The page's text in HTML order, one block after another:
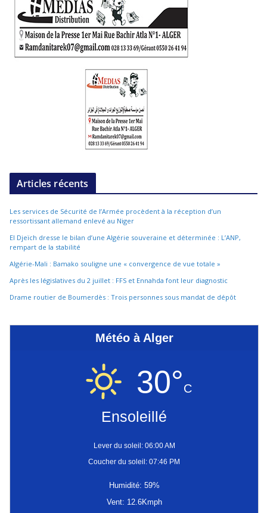
Articles récents
Les services de Sécurité de l’Armée procèdent à la réception d’un
ressortissant allemand enlevé au Niger
El Djeïch dresse le bilan d’une Algérie souveraine et déterminée : L’ANP,
rempart de la stabilité
Algérie-Mali : Bamako souligne une « convergence de vue totale »
Après les législatives du 2 juillet : FFS et Ennahda font leur diagnostic
Drame routier de Boumerdès : Trois personnes sous mandat de dépôt
Météo à Alger
30°C
Ensoleillé
Lever du soleil: 06:00 AM
Coucher du soleil: 07:46 PM
Humidité: 59%
Vent: 12.6Kmph